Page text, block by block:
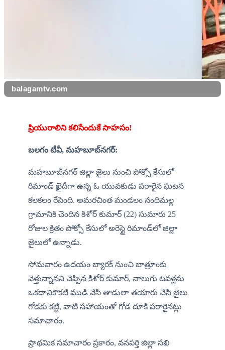
balagamtv.com
ప్రియురాలిని కలిసేందుకే సాహసం!
బలగం టీవీ, మహబూబ్‌నగర్:
మహబూబ్‌నగర్ జిల్లా జైలు నుంచి పోక్సో కేసులో
రిమాండ్ ఖైదీగా ఉన్న ఓ యువకుడు పరారైన ఘటన
కలకలం రేపింది. అమరచింత మండలం నందిమల్ల
గ్రామానికి చెందిన కిశోర్ కుమార్ (22) సుమారు 25
రోజుల క్రితం పోక్సో కేసులో అరెస్టై రిమాండ్‌లో జిల్లా
జైలులో ఉన్నాడు.
సోమవారం ఉదయం బ్యారక్ నుంచి బాత్రూంకు
వెళ్తున్నానని చెప్పిన కిశోర్ కుమార్, నాలుగు టవళ్లను
ఒకదానికొకటి ముడి వేసి తాడులా తయారు చేసి జైలు
గోడకు కట్టి, వాటి సహాయంతో గోడ దూకి పరారైనట్లు
సమాచారం.
ప్రాథమిక సమాచారం ప్రకారం, వనపర్తి జిల్లా సఖి